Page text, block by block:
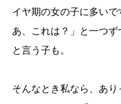
イヤ期の女の子に多い
あ、これは？」と一つず
と言う子も。
そんなとき私なら、あ